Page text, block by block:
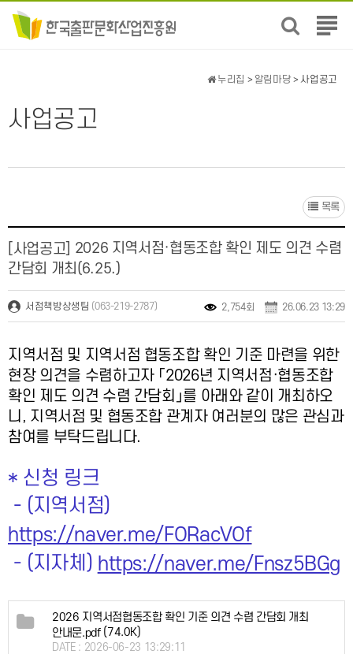
전
뉴
사업공고
누리집 > 알림마당 > 사업공고
목록
[사업공고]
2026 지역서점·협동조합 확인 제도 의견 수렴
간담회 개최(6.25.)
서점책방상생팀 (063-219-2787) 2,754회 26.06.23 13:29
지역서점 및 지역서점 협동조합 확인 기준 마련을 위한
현장 의견을 수렴하고자 「2026년 지역서점·협동조합
확인 제도 의견 수렴 간담회」를 아래와 같이 개최하오
니, 지역서점 및 협동조합 관계자 여러분의 많은 관심과
참여를 부탁드립니다.
* 신청 링크
- (지역서점)
https://naver.me/FORacVOf
- (지자체) https://naver.me/Fnsz5BGg
2026 지역서점협동조합 확인 기준 의견 수렴 간담회 개최
안내문.pdf(74.0K)
DATE : 2026-06-23 13:29:11